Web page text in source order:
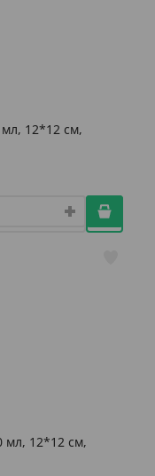
12*12 см,
мл, 12*12 см,